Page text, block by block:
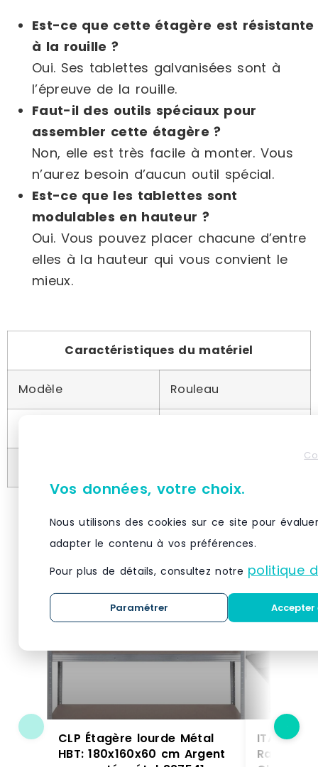
Est-ce que cette étagère est résistante
à la rouille ?
Oui. Ses tablettes galvanisées sont à
l’épreuve de la rouille.
Faut-il des outils spéciaux pour
assembler cette étagère ?
Non, elle est très facile à monter. Vous
n’aurez besoin d’aucun outil spécial.
Est-ce que les tablettes sont
modulables en hauteur ?
Oui. Vous pouvez placer chacune d’entre
elles à la hauteur qui vous convient le
mieux.
Caractéristiques du matériel
Modèle Rouleau
Produits similaires
CLP Étagère lourde Métal
HBT: 180x160x60 cm Argent
Vos données, votre choix.
Nous utilisons des cookies sur ce site pour
adapter le contenu à vos préférences.
Pour plus de détails, consultez notre politique
Paramétrer